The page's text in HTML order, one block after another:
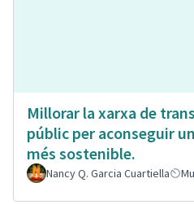
Millorar la xarxa de
públic per aconseguir
més sostenible.
Nancy Q. Garcia Cuartiella